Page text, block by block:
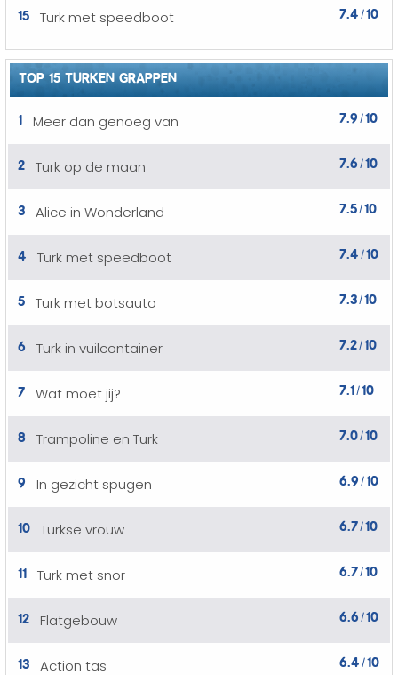
15 Turk met speedboot 7.4 /10
TOP 15 TURKEN GRAPPEN
1
Meer dan genoeg van 7.9 /10
2 Turk op de maan 7.6 /10
3 Alice in Wonderland 7.5/10
4 Turk met speedboot 7.4 /10
5 Turk met botsauto 7.3/10
6 Turk in vuilcontainer 7.2/10
7 Wat moet jij? 7.1/10
8 Trampoline en Turk 7.0/10
9 In gezicht spugen 6.9 /10
10 Turkse vrouw 6.7/10
11 Turk met snor 6.7/10
12 Flatgebouw 6.6 /10
13 Action tas 6.4 /10